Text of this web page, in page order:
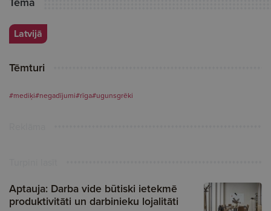
Latvijā
Tēmturi
#mediķi#negadījumi#rīga#ugunsgrēki
Aptauja: Darba vide būtiski ietekmē
produktivitāti un darbinieku lojalitāti